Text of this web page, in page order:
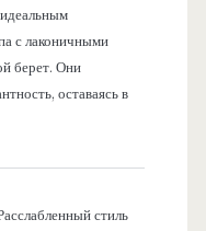
с лаконичными
берет. Они
оставаясь в
стиль